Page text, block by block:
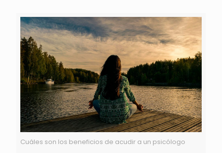
Cuáles son los beneficios de acudir a un psicólogo